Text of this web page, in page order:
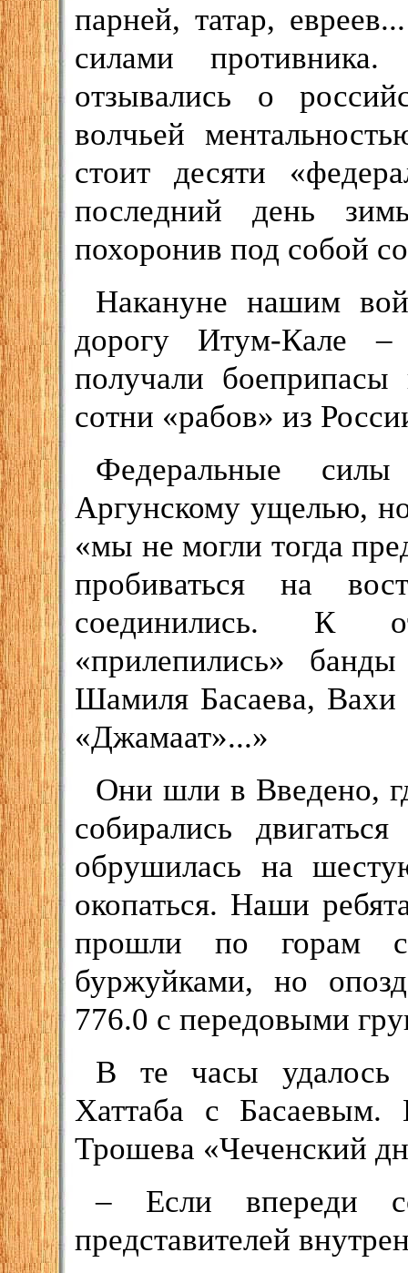
парней, татар,
силами противника.
отзывались о
волчьей
стоит десяти
последний день
похоронив под собой
Накануне нашим
дорогу Итум-Кале
получали
сотни «рабов» из
Федеральные
Аргунскому ущелью,
«мы не могли тогда
пробиваться на
соединились. К
«прилепились»
Шамиля Басаева, Вахи
«Джамаат»...»
Они шли в Введено,
собирались
обрушилась на
окопаться. Наши
прошли по горам с
буржуйками, но
776.0 с передовыми
В те часы удалось
Хаттаба с Басаевым.
Трошева «Чеченский
– Если впереди
представителей